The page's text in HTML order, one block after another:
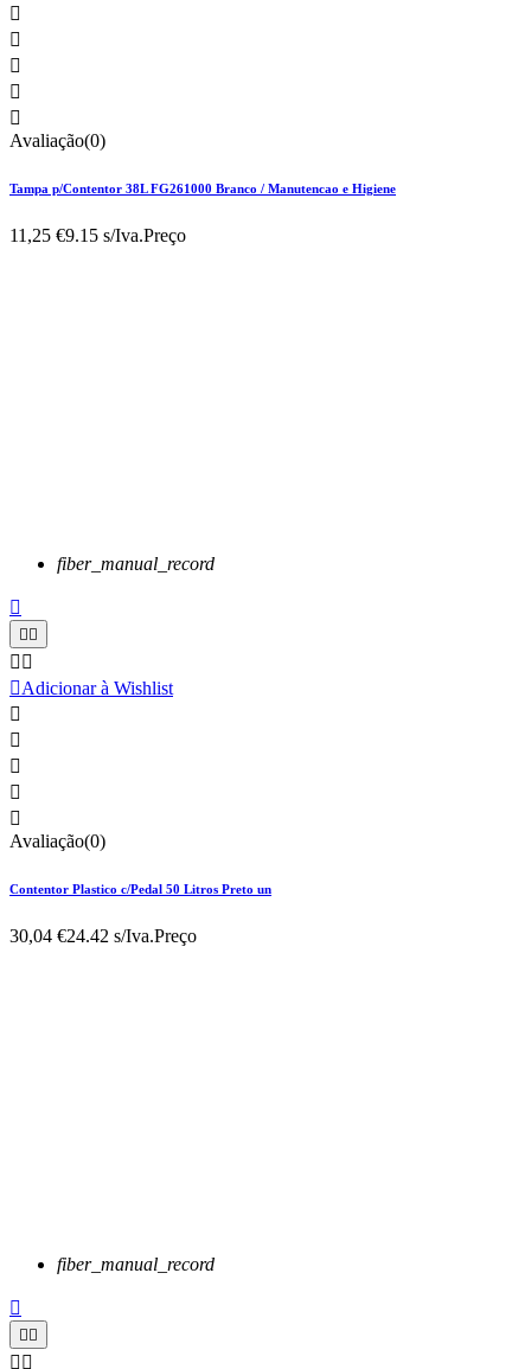





Avaliação(0)
Tampa p/Contentor 38L FG261000 Branco / Manutencao e Higiene
11,25 €9.15 s/Iva.Preço
fiber_manual_record

 
 
Adicionar à Wishlist





Avaliação(0)
Contentor Plastico c/Pedal 50 Litros Preto un
30,04 €24.42 s/Iva.Preço
fiber_manual_record

 
 